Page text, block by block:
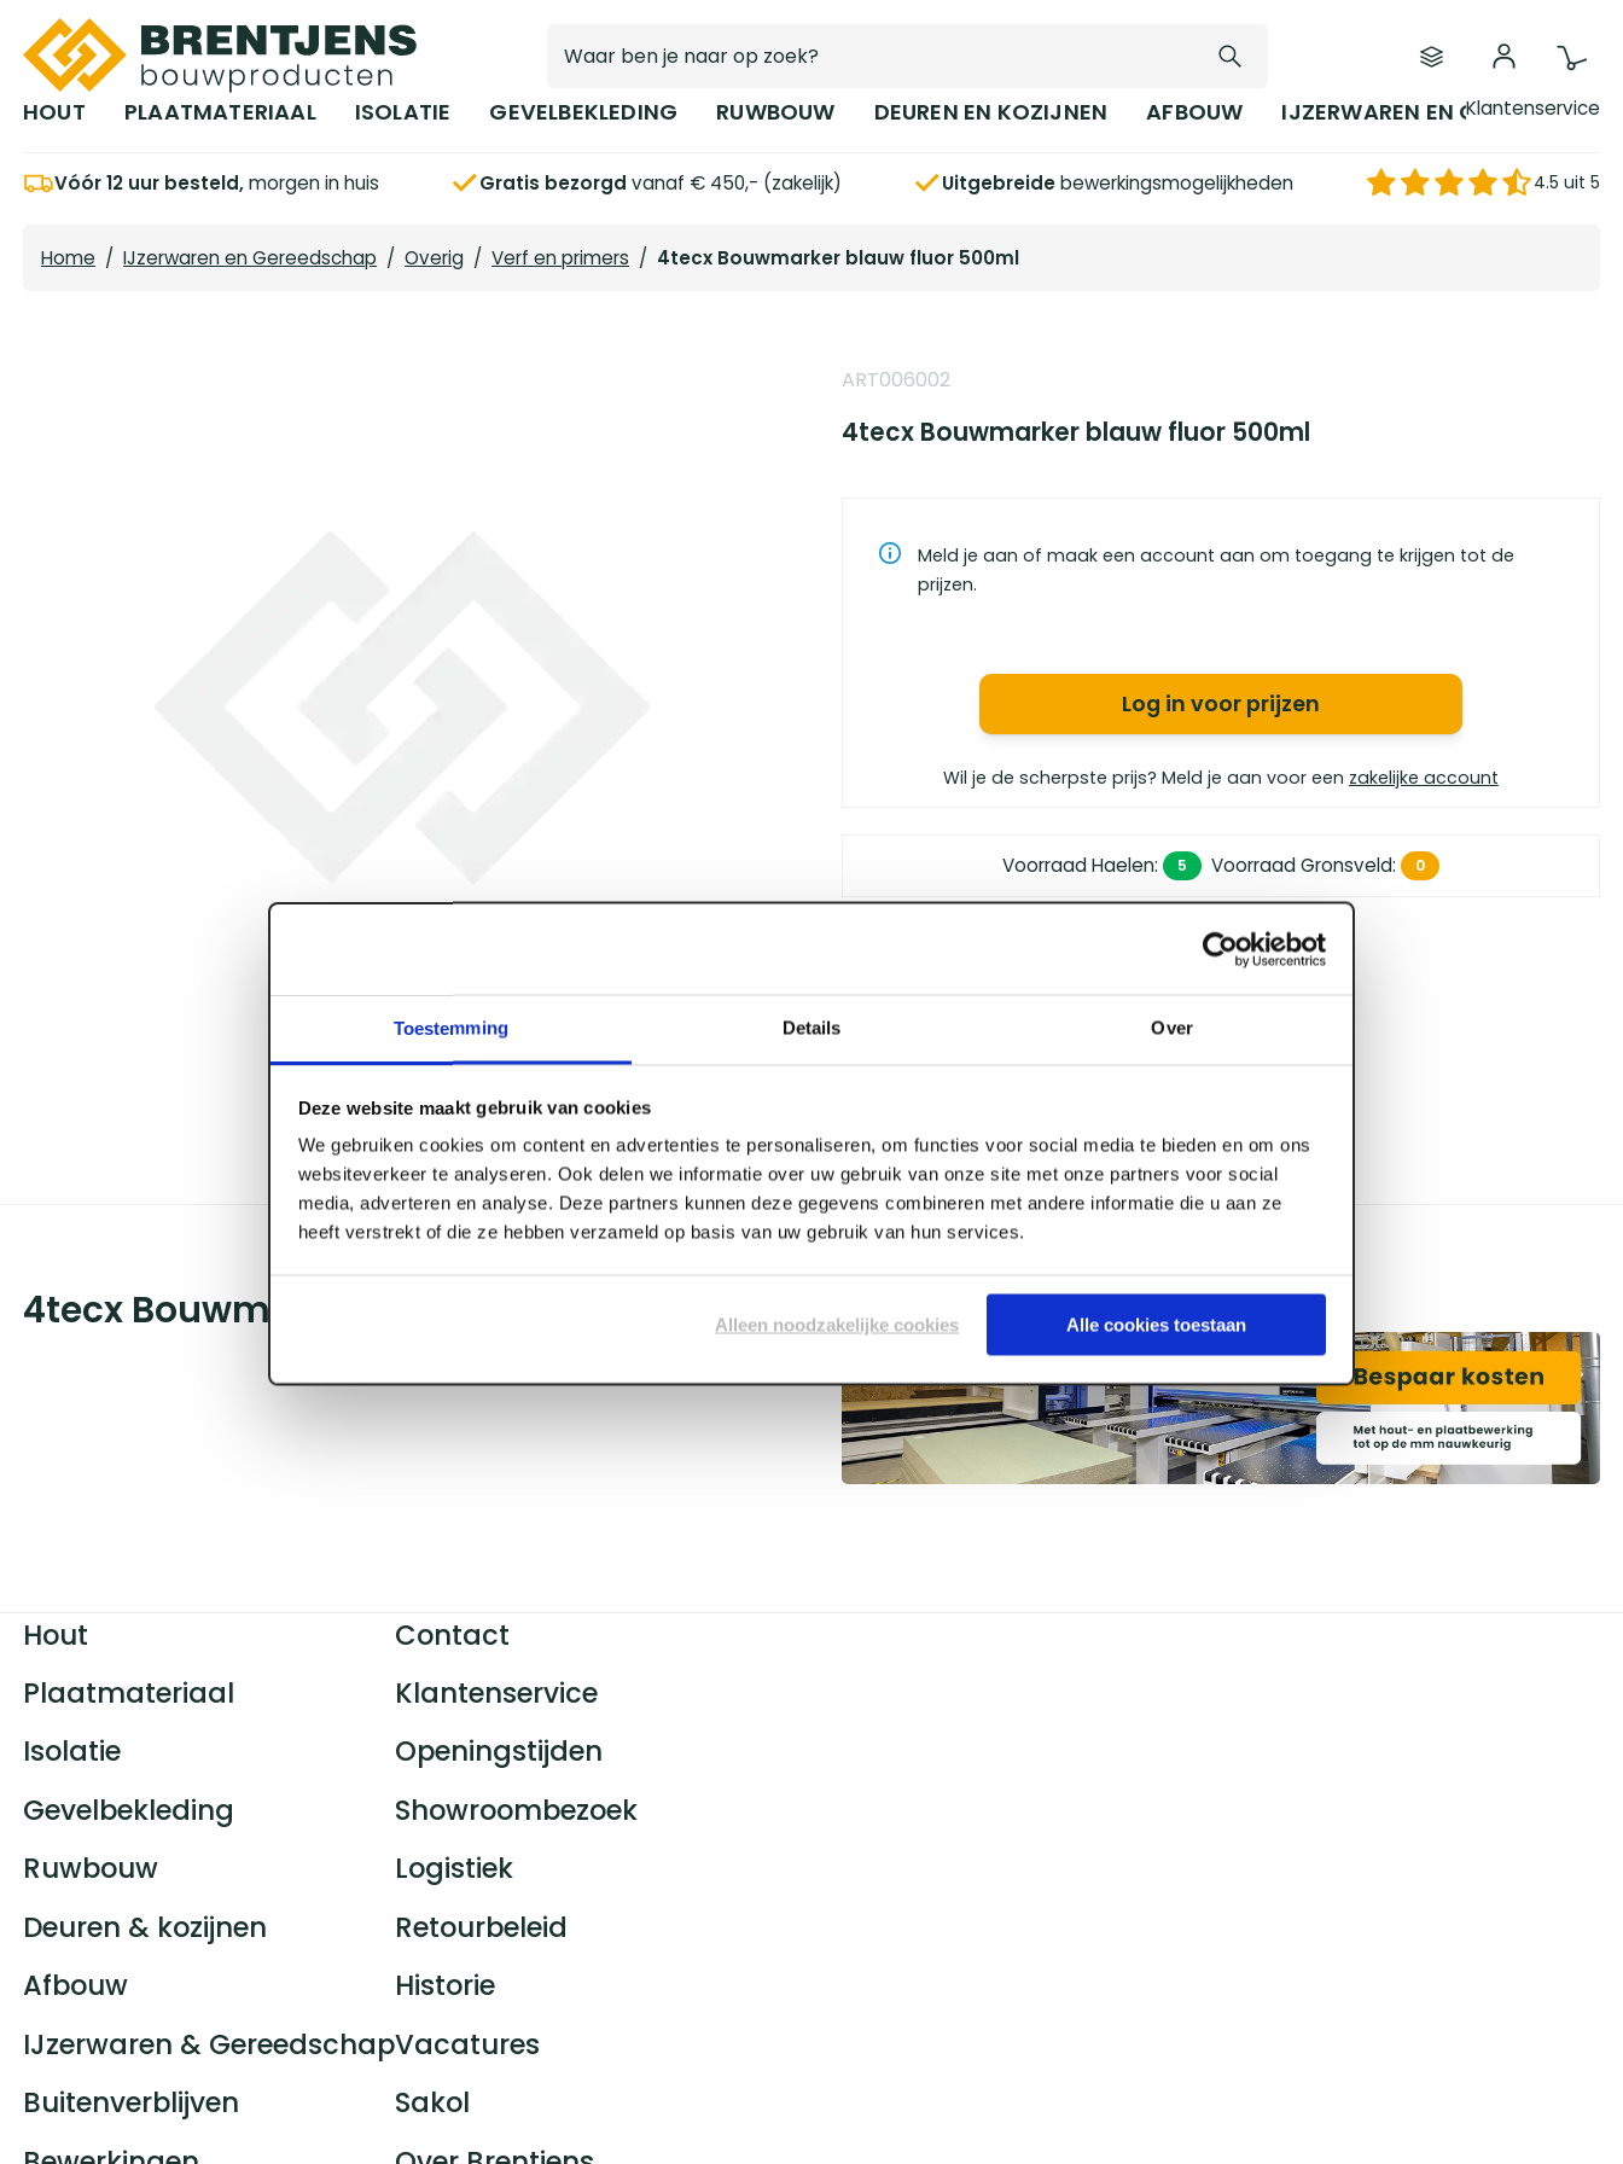
Toestemming Details Over
Deze website maakt gebruik van cookies
We gebruiken cookies om content en advertenties te personaliseren, om functies voor social media te bieden en om ons
websiteverkeer te analyseren. Ook delen we informatie over uw gebruik van onze site met onze partners voor social
media, adverteren en analyse. Deze partners kunnen deze gegevens combineren met andere informatie die u aan ze
heeft verstrekt of die ze hebben verzameld op basis van uw gebruik van hun services.
Alleen noodzakelijke cookies Alle cookies toestaan
Ga naar hoofdinhoud
HOUT PLAATMATERIAAL ISOLATIE GEVELBEKLEDING RUWBOUW DEUREN EN KOZIJNEN AFBOUW IJZERWAREN EN GEREEDSCHAP
Klantenservice
Vóór 12 uur besteld,morgen in huis Gratis bezorgd vanaf € 450,- (zakelijk) Uitgebreidebewerkingsmogelijkheden 4.5 uit 5
Home / IJzerwaren en Gereedschap / Overig / Verf en primers / 4tecx Bouwmarker blauw fluor 500ml
ART006002
4tecx Bouwmarker blauw fluor 500ml
Meld je aan of maak een account aan om toegang te krijgen tot de
prijzen.
Log in voor prijzen
Wil je de scherpste prijs? Meld je aan voor een zakelijke account
Voorraad Haelen: 5 Voorraad Gronsveld: 0
vanaf € 450,- (zakelijk)
een 4.5 uit 5
4tecx Bouwmarker blauw fluor 500ml
Hout
Plaatmateriaal
Isolatie
Gevelbekleding
Ruwbouw
Deuren & kozijnen
Afbouw
IJzerwaren & Gereedschap
Buitenverblijven
Contact
Klantenservice
Openingstijden
Showroombezoek
Logistiek
Retourbeleid
Historie
Vacatures
Sakol